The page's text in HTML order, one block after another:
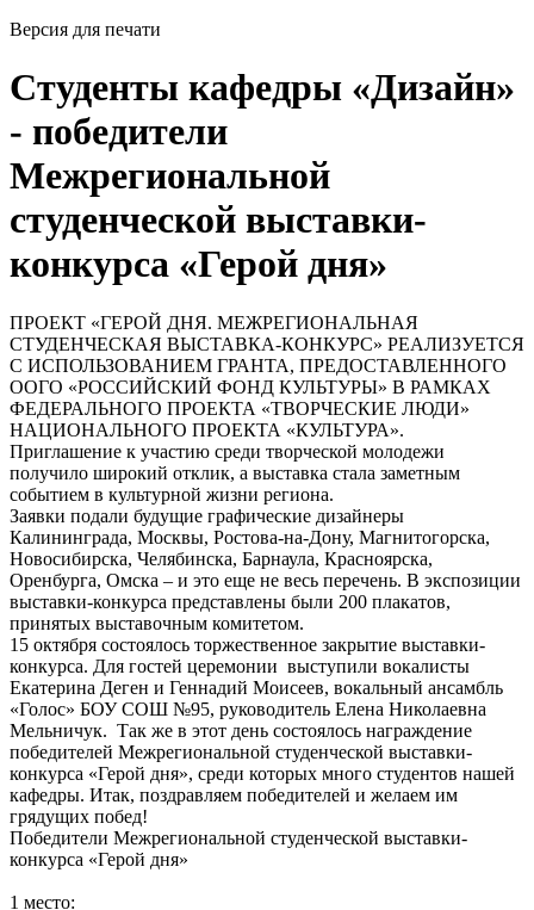
Версия для печати
Студенты кафедры «Дизайн»
- победители
Межрегиональной
студенческой выставки-
конкурса «Герой дня»
ПРОЕКТ «ГЕРОЙ ДНЯ. МЕЖРЕГИОНАЛЬНАЯ
СТУДЕНЧЕСКАЯ ВЫСТАВКА-КОНКУРC» РЕАЛИЗУЕТСЯ
С ИСПОЛЬЗОВАНИЕМ ГРАНТА, ПРЕДОСТАВЛЕННОГО
ООГО «РОССИЙСКИЙ ФОНД КУЛЬТУРЫ» В РАМКАХ
ФЕДЕРАЛЬНОГО ПРОЕКТА «ТВОРЧЕСКИЕ ЛЮДИ»
НАЦИОНАЛЬНОГО ПРОЕКТА «КУЛЬТУРА».
Приглашение к участию среди творческой молодежи
получило широкий отклик, а выставка стала заметным
событием в культурной жизни региона.
Заявки подали будущие графические дизайнеры
Калининграда, Москвы, Ростова-на-Дону, Магнитогорска,
Новосибирска, Челябинска, Барнаула, Красноярска,
Оренбурга, Омска – и это еще не весь перечень. В экспозиции
выставки-конкурса представлены были 200 плакатов,
принятых выставочным комитетом.
15 октября состоялось торжественное закрытие выставки-
конкурса. Для гостей церемонии выступили вокалисты
Екатерина Деген и Геннадий Моисеев, вокальный ансамбль
«Голос» БОУ СОШ №95, руководитель Елена Николаевна
Мельничук. Так же в этот день состоялось награждение
победителей Межрегиональной студенческой выставки-
конкурса «Герой дня», среди которых много студентов нашей
кафедры. Итак, поздравляем победителей и желаем им
грядущих побед!
Победители Межрегиональной студенческой выставки-
конкурса «Герой дня»
1 место: